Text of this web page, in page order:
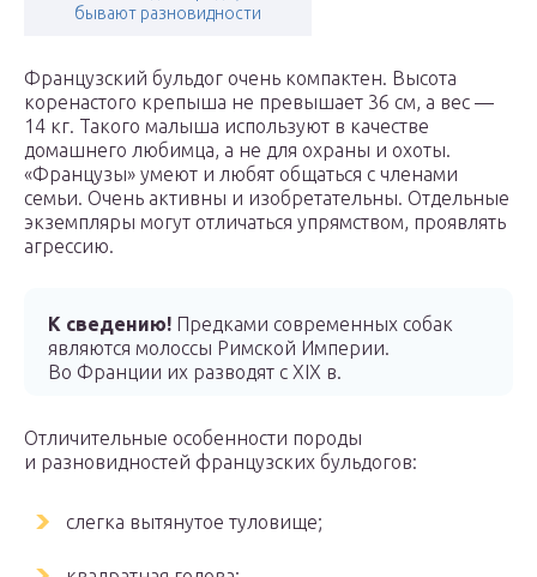
бывают разновидности
Французский бульдог очень компактен. Высота
коренастого крепыша не превышает 36 см, а вес —
14 кг. Такого малыша используют в качестве
домашнего любимца, а не для охраны и охоты.
«Французы» умеют и любят общаться с членами
семьи. Очень активны и изобретательны. Отдельные
экземпляры могут отличаться упрямством, проявлять
агрессию.
К сведению! Предками современных собак
являются молоссы Римской Империи.
Во Франции их разводят с XIX в.
Отличительные особенности породы
и разновидностей французских бульдогов:
слегка вытянутое туловище;